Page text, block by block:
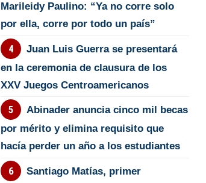
Marileidy Paulino: “Ya no corre solo
por ella, corre por todo un país”
Juan Luis Guerra se presentará
en la ceremonia de clausura de los
XXV Juegos Centroamericanos
Abinader anuncia cinco mil becas
por mérito y elimina requisito que
hacía perder un año a los estudiantes
Santiago Matías, primer